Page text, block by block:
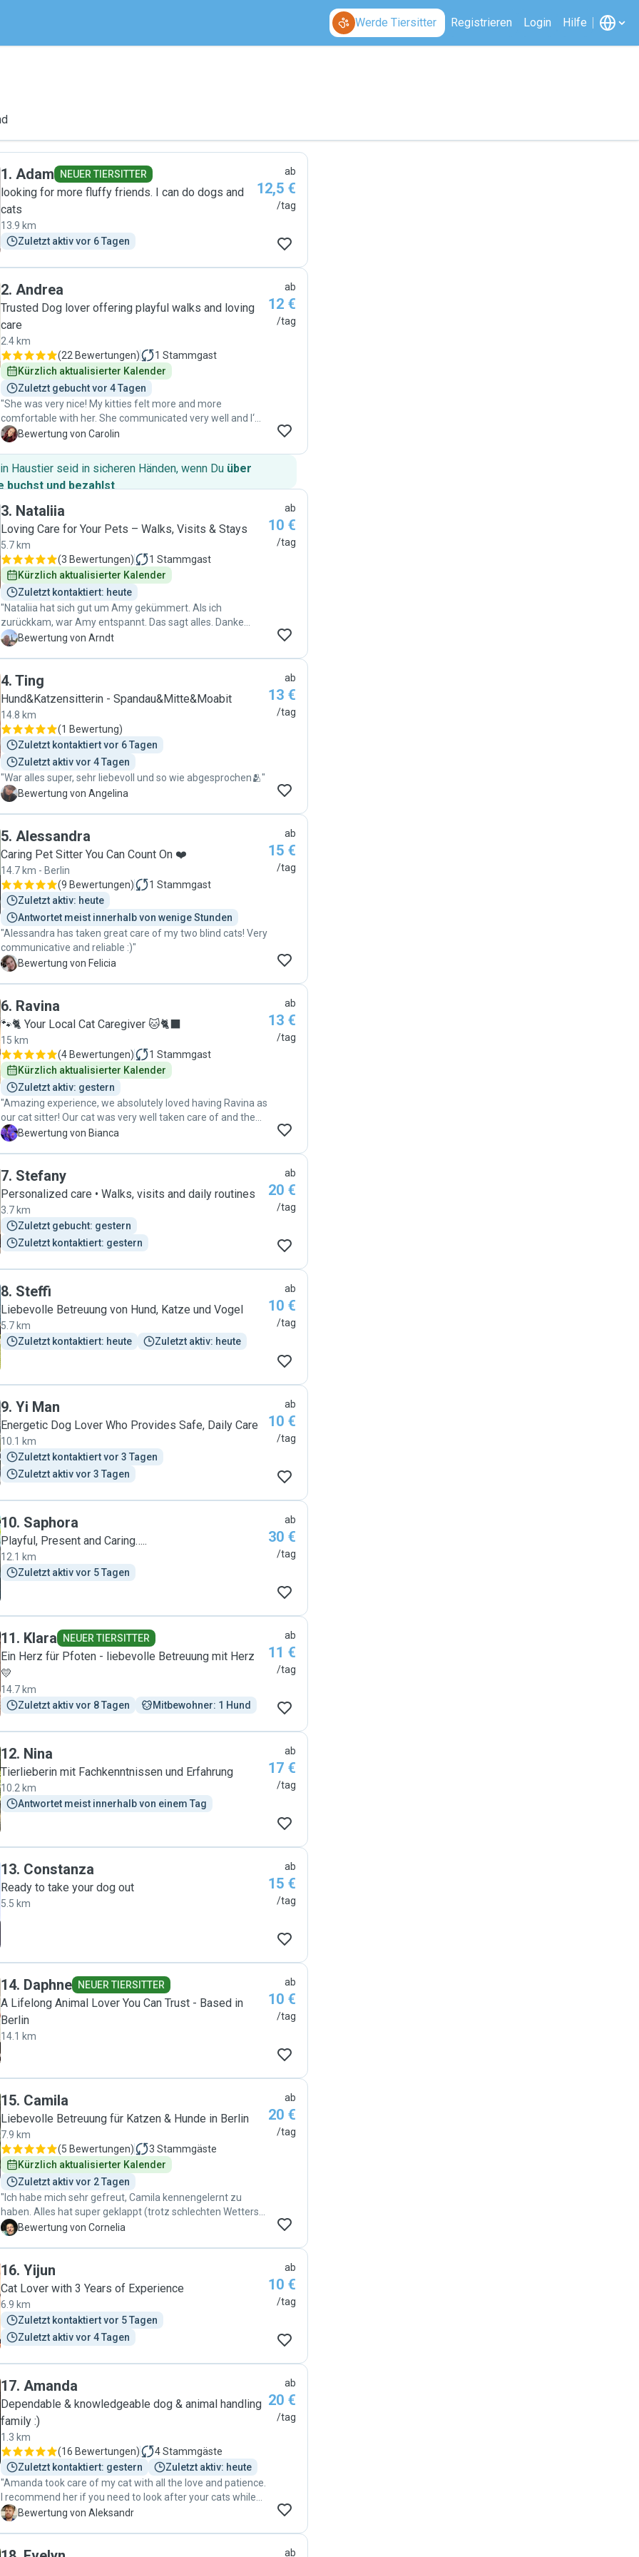
Werde Tiersitter Registrieren Login Hilfe
1. Adam NEUER TIERSITTER
looking for more fluffy friends. I can do dogs and
cats
13.9 km
Zuletzt aktiv vor 6 Tagen
ab
12,5 €
/tag
2. Andrea
Trusted Dog lover offering playful walks and loving
care
2.4 km
(22 Bewertungen) 1 Stammgast
Kürzlich aktualisierter Kalender
Zuletzt gebucht vor 4 Tagen
"She was very nice! My kitties felt more and more
comfortable with her. She communicated very well and I‘m
just happy I found her! Will definitely book again for the next
C Bewertung von Carolin
ab
12 €
/tag
Haustier seid in sicheren Händen, wenn Du über
buchst und bezahlst.
3. Nataliia
Loving Care for Your Pets – Walks, Visits & Stays
5.7 km
(3 Bewertungen) 1 Stammgast
Kürzlich aktualisierter Kalender
Zuletzt kontaktiert: heute
"Nataliia hat sich gut um Amy gekümmert. Als ich
zurückkam, war Amy entspannt. Das sagt alles. Danke
Nataliia. 👍 🙂"
A Bewertung von Arndt
ab
10 €
/tag
4. Ting
Hund&Katzensitterin - Spandau&Mitte&Moabit
14.8 km
(1 Bewertung)
Zuletzt kontaktiert vor 6 Tagen
Zuletzt aktiv vor 4 Tagen
"War alles super, sehr liebevoll und so wie abgesprochen🫂"
A Bewertung von Angelina
ab
13 €
/tag
5. Alessandra
Caring Pet Sitter You Can Count On ❤️
14.7 km - Berlin
(9 Bewertungen) 1 Stammgast
Zuletzt aktiv: heute
Antwortet meist innerhalb von wenige Stunden
"Alessandra has taken great care of my two blind cats! Very
communicative and reliable :)"
F
Bewertung von Felicia
ab
15 €
/tag
6. Ravina
🐾🐈 Your Local Cat Caregiver 🐱🐈‍⬛
15 km
(4 Bewertungen) 1 Stammgast
Kürzlich aktualisierter Kalender
Zuletzt aktiv: gestern
"Amazing experience, we absolutely loved having Ravina as
our cat sitter! Our cat was very well taken care of and the
communication with Ravina was very smooth:) "
B Bewertung von Bianca
ab
13 €
/tag
7. Stefany
Personalized care • Walks, visits and daily routines
3.7 km
Zuletzt gebucht: gestern
Zuletzt kontaktiert: gestern
ab
20 €
/tag
8. Steffi
Liebevolle Betreuung von Hund, Katze und Vogel
5.7 km
Zuletzt kontaktiert: heute
Zuletzt aktiv: heute
ab
10 €
/tag
9. Yi Man
Energetic Dog Lover Who Provides Safe, Daily Care
10.1 km
Zuletzt kontaktiert vor 3 Tagen
Zuletzt aktiv vor 3 Tagen
ab
10 €
/tag
10. Saphora
Playful, Present and Caring…..
12.1 km
Zuletzt aktiv vor 5 Tagen
ab
30 €
/tag
11. Klara NEUER TIERSITTER
Ein Herz für Pfoten - liebevolle Betreuung mit Herz
💛
14.7 km
Zuletzt aktiv vor 8 Tagen
Mitbewohner: 1 Hund
ab
11 €
/tag
12. Nina
Tierlieberin mit Fachkenntnissen und Erfahrung
10.2 km
Antwortet meist innerhalb von einem Tag
ab
17 €
/tag
13. Constanza
Ready to take your dog out
5.5 km
ab
15 €
/tag
14. Daphne NEUER TIERSITTER
A Lifelong Animal Lover You Can Trust - Based in
Berlin
14.1 km
ab
10 €
/tag
15. Camila
Liebevolle Betreuung für Katzen & Hunde in Berlin
7.9 km
(5 Bewertungen) 3 Stammgäste
Kürzlich aktualisierter Kalender
Zuletzt aktiv vor 2 Tagen
"Ich habe mich sehr gefreut, Camila kennengelernt zu
haben. Alles hat super geklappt (trotz schlechten Wetters).
Alle drei Katzen haben sehr positiv reagiert, nicht beim
C Bewertung von Cornelia
ab
20 €
/tag
16. Yijun
Cat Lover with 3 Years of Experience
6.9 km
Zuletzt kontaktiert vor 5 Tagen
Zuletzt aktiv vor 4 Tagen
ab
10 €
/tag
17. Amanda
Dependable & knowledgeable dog & animal handling
family :)
1.3 km
(16 Bewertungen) 4Stammgäste
Zuletzt kontaktiert: gestern
Zuletzt aktiv: heute
"Amanda took care of my cat with all the love and patience.
I recommend her if you need to look after your cats while
you're on vacation."
A Bewertung von Aleksandr
ab
20 €
/tag
ab